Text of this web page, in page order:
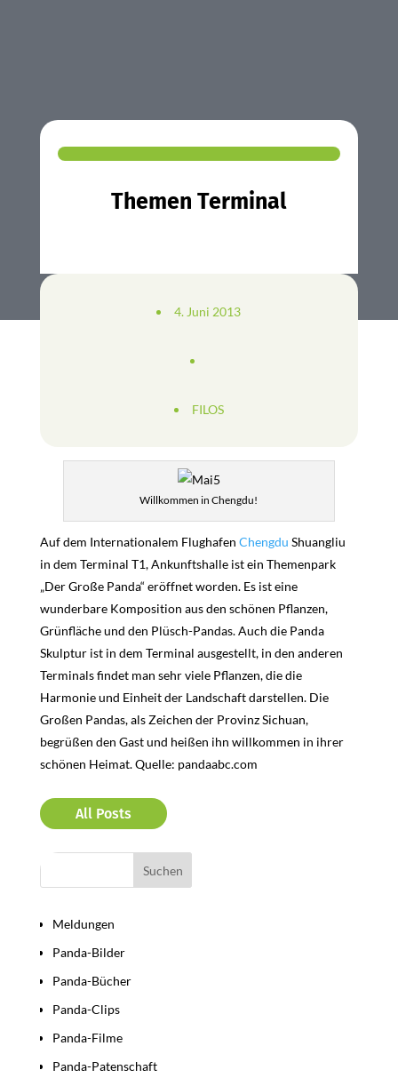
Themen Terminal
4. Juni 2013
FILOS
Willkommen in Chengdu!
Auf dem Internationalem Flughafen Chengdu Shuangliu
in dem Terminal T1, Ankunftshalle ist ein Themenpark
„Der Große Panda“ eröffnet worden. Es ist eine
wunderbare Komposition aus den schönen Pflanzen,
Grünfläche und den Plüsch-Pandas. Auch die Panda
Skulptur ist in dem Terminal ausgestellt, in den anderen
Terminals findet man sehr viele Pflanzen, die die
Harmonie und Einheit der Landschaft darstellen. Die
Großen Pandas, als Zeichen der Provinz Sichuan,
begrüßen den Gast und heißen ihn willkommen in ihrer
schönen Heimat. Quelle: pandaabc.com
All Posts
Meldungen
Panda-Bilder
Panda-Bücher
Panda-Clips
Panda-Filme
Panda-Patenschaft